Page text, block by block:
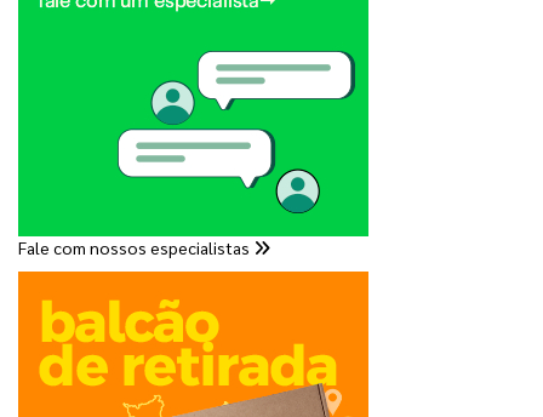
Fale com nossos especialistas